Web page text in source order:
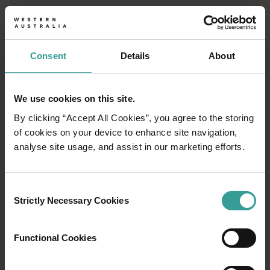
Consent Details About
We use cookies on this site.
By clicking “Accept All Cookies”, you agree to the storing
of cookies on your device to enhance site navigation,
analyse site usage, and assist in our marketing efforts.
Selection
Strictly Necessary Cookies
Functional Cookies
01/03
Prenez la route pour vivre une expérience
spectaculaire qui vous fera tomber sous le
charme des paysages captivants de l'Ouest
dynamique. Pour commencer votre séjour, rien
nature et proposant des expériences